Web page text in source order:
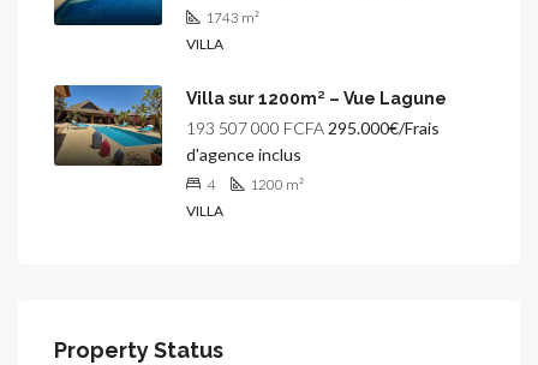
1743 m²
VILLA
Villa sur 1200m² – Vue Lagune
193 507 000 FCFA 295.000€/Frais
d'agence inclus
4 1200 m²
VILLA
Property Status